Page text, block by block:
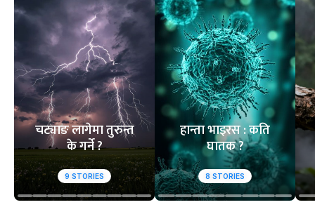
चट्याङ लागेमा तुरुन्त
के गर्ने ?
9 STORIES
हान्ता भाइरस : कति
घातक ?
8 STORIES